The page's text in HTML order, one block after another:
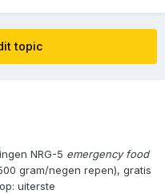
topic
NRG-5 emergency food
gram/negen repen), gratis
uiterste